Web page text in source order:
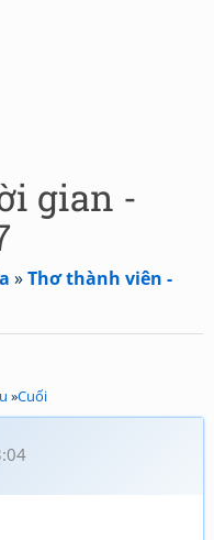
gian -
»Thơ thành viên -
»Cuối